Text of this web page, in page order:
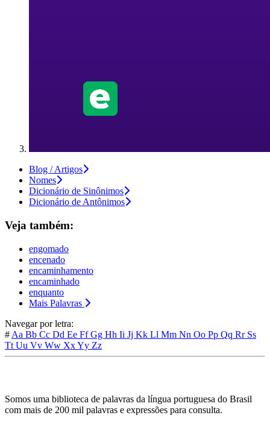
Blog / Artigos
Nomes
Dicionário de Sinônimos
Dicionário de Antônimos
Veja também:
engomado
encenado
encaminhamento
encaminhado
enquanto
Mais Palavras
Navegar por letra:
# Aa Bb Cc Dd Ee FfGg Hh Ii Jj Kk Ll Mm Nn Oo Pp Qq Rr Ss
Tt Uu Vv Ww XxYy Zz
Somos uma biblioteca de palavras da língua portuguesa do Brasil
com mais de 200 mil palavras e expressões para consulta.